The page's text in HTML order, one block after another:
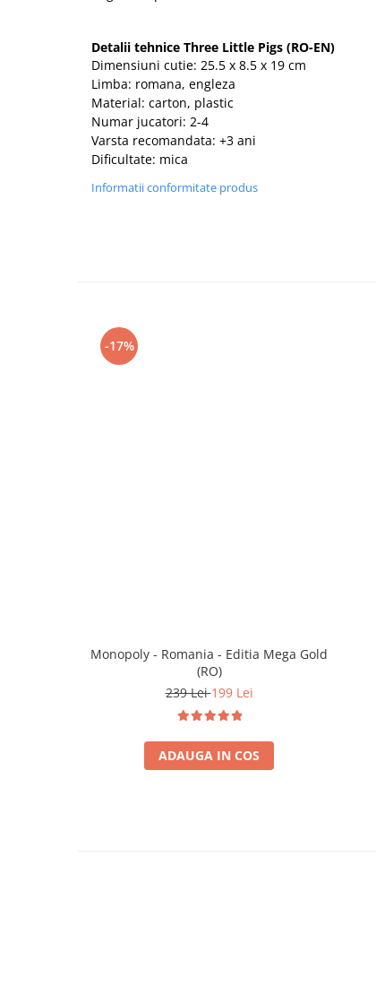
Detalii tehnice Three Little Pigs (RO-EN)
Dimensiuni cutie: 25.5 x 8.5 x 19 cm
Limba: romana, engleza
Material: carton, plastic
Numar jucatori: 2-4
Varsta recomandata: +3 ani
Dificultate: mica
Informatii conformitate produs
-17%
Monopoly - Romania - Editia Mega Gold
(RO)
239 Lei199 Lei
ADAUGA IN COS